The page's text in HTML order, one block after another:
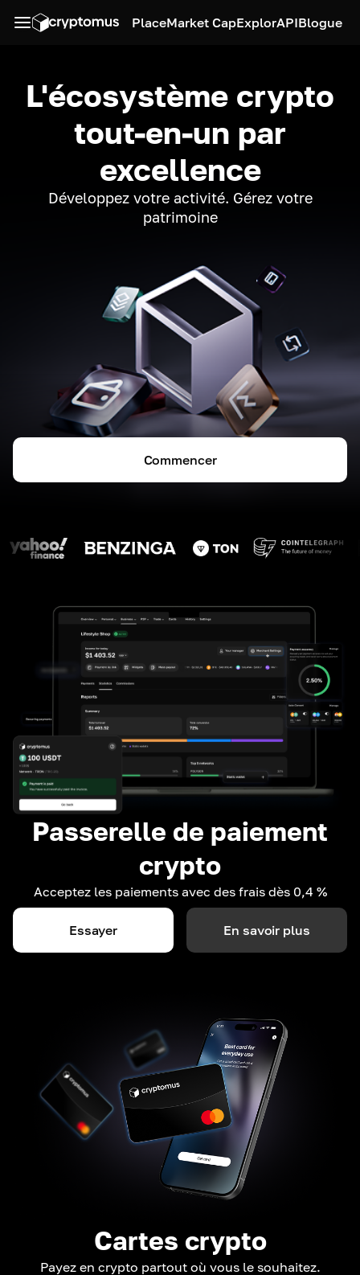
PlaceMarket CapExplorAPIBlogue
L'écosystème crypto
tout-en-un par
excellence
Développez votre activité. Gérez votre
patrimoine
Commencer
Passerelle de paiement
crypto
Acceptez les paiements avec des frais dès 0,4 %
Essayer En savoir plus
Cartes crypto
Payez en crypto partout où vous le souhaitez.